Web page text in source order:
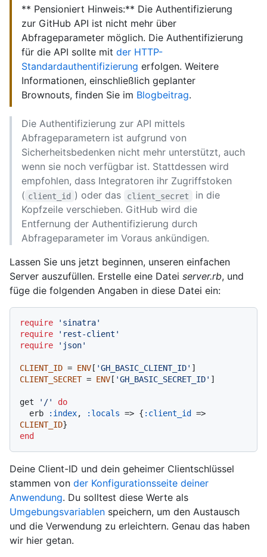
** Pensioniert Hinweis:** Die Authentifizierung
zur GitHub API ist nicht mehr über
Abfrageparameter möglich. Die Authentifizierung
für die API sollte mit der HTTP-
Standardauthentifizierung erfolgen. Weitere
Informationen, einschließlich geplanter
Brownouts, finden Sie im Blogbeitrag.
Die Authentifizierung zur API mittels
Abfrageparametern ist aufgrund von
Sicherheitsbedenken nicht mehr unterstützt, auch
wenn sie noch verfügbar ist. Stattdessen wird
empfohlen, dass Integratoren ihr Zugriffstoken
( client_id ) oder das client_secret
in die
Kopfzeile verschieben. GitHub wird die
Entfernung der Authentifizierung durch
Abfrageparameter im Voraus ankündigen.
Lassen Sie uns jetzt beginnen, unseren einfachen
Server auszufüllen. Erstelle eine Datei server.rb, und
füge die folgenden Angaben in diese Datei ein:
require
'sinatra'
require
'rest-client'
require
'json'
CLIENT_ID = ENV [ 'GH_BASIC_CLIENT_ID'
CLIENT_SECRET = ENV [ 'GH_BASIC_SECRET_ID' ]
get '/'
do
  erb
:index, :locals => { :client_id
CLIENT_ID
end
Deine Client-ID und dein geheimer Clientschlüssel
stammen von der Konfigurationsseite deiner
Anwendung. Du solltest diese Werte als
Umgebungsvariablen speichern, um den Austausch
und die Verwendung zu erleichtern. Genau das haben
wir hier getan.